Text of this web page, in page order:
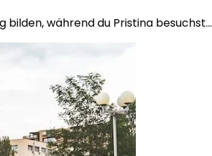
bilden, während du Pristina besuchst…